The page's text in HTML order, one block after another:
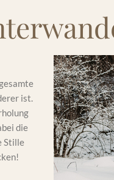
ist.
die
Stille